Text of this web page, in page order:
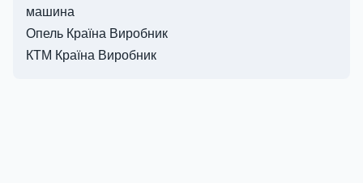
машина
Опель Країна Виробник
КТМ Країна Виробник